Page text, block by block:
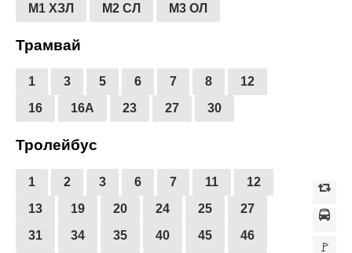
🚩
М1 ХЗЛ М2 СЛ М3 ОЛ
Трамвай
1 3 5 6 7 8
12
16
16А 23 27 30
Тролейбус
1 2 3 6 7 11
12
13
19 20 24 25
27
31
34 35 40 45 46